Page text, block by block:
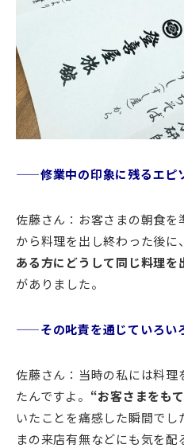
——修業中の印象に残るエピ
佐藤さん：お客さまの朝食
から料理を出し終わった後に、
ある方にどうして同じ料理を
がありました。
——その叱責を通じていろい
佐藤さん：当時の私には料理
たんですよ。 “お客さまをも
いたことを痛感した瞬間で
まの来店有無などにも気を配